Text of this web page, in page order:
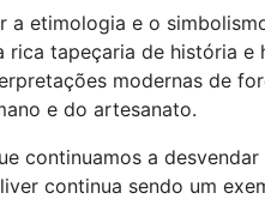
a etimologia e o
rica tapeçaria de história e
modernas de
e do artesanato.
continuamos a
continua sendo um